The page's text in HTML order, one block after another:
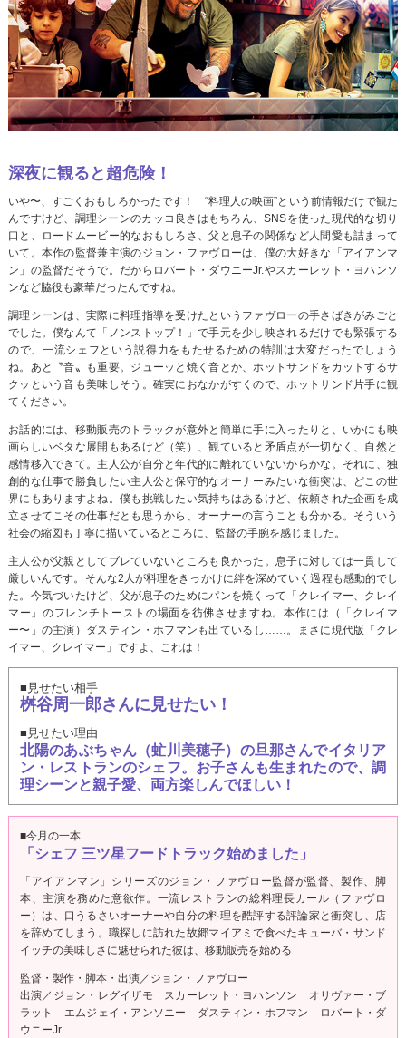
深夜に観ると超危険！
いや〜、すごくおもしろかったです！ “料理人の映画”という前情報だけで観た
んですけど、調理シーンのカッコ良さはもちろん、SNSを使った現代的な切り
口と、ロードムービー的なおもしろさ、父と息子の関係など人間愛も詰まって
いて。本作の監督兼主演のジョン・ファヴローは、僕の大好きな「アイアンマ
ン」の監督だそうで。だからロバート・ダウニーJr.やスカーレット・ヨハンソ
ンなど脇役も豪華だったんですね。
調理シーンは、実際に料理指導を受けたというファヴローの手さばきがみごと
でした。僕なんて「ノンストップ！」で手元を少し映されるだけでも緊張する
ので、一流シェフという説得力をもたせるための特訓は大変だったでしょう
ね。あと〝音〟も重要。ジューッと焼く音とか、ホットサンドをカットするサ
クッという音も美味しそう。確実におなかがすくので、ホットサンド片手に観
てください。
お話的には、移動販売のトラックが意外と簡単に手に入ったりと、いかにも映
画らしいベタな展開もあるけど（笑）、観ていると矛盾点が一切なく、自然と
感情移入できて。主人公が自分と年代的に離れていないからかな。それに、独
創的な仕事で勝負したい主人公と保守的なオーナーみたいな衝突は、どこの世
界にもありますよね。僕も挑戦したい気持ちはあるけど、依頼された企画を成
立させてこその仕事だとも思うから、オーナーの言うことも分かる。そういう
社会の縮図も丁寧に描いているところに、監督の手腕を感じました。
主人公が父親としてブレていないところも良かった。息子に対しては一貫して
厳しいんです。そんな2人が料理をきっかけに絆を深めていく過程も感動的でし
た。今気づいたけど、父が息子のためにパンを焼くって「クレイマー、クレイ
マー」のフレンチトーストの場面を彷佛させますね。本作には（「クレイマ
ー〜」の主演）ダスティン・ホフマンも出ているし……。まさに現代版「クレ
イマー、クレイマー」ですよ、これは！
■見せたい相手
桝谷周一郎さんに見せたい！
■見せたい理由
北陽のあぶちゃん（虻川美穂子）の旦那さんでイタリア
ン・レストランのシェフ。お子さんも生まれたので、調
理シーンと親子愛、両方楽しんでほしい！
■今月の一本
「シェフ 三ツ星フードトラック始めました」
「アイアンマン」シリーズのジョン・ファヴロー監督が監督、製作、脚
本、主演を務めた意欲作。一流レストランの総料理長カール（ファヴロ
ー）は、口うるさいオーナーや自分の料理を酷評する評論家と衝突し、店
を辞めてしまう。職探しに訪れた故郷マイアミで食べたキューバ・サンド
イッチの美味しさに魅せられた彼は、移動販売を始める
監督・製作・脚本・出演／ジョン・ファヴロー
出演／ジョン・レグイザモ スカーレット・ヨハンソン オリヴァー・ブ
ラット エムジェイ・アンソニー ダスティン・ホフマン ロバート・ダ
ウニーJr.